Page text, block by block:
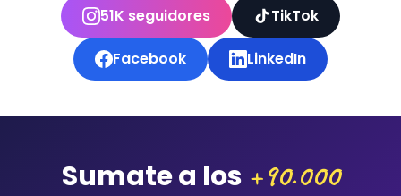
51K seguidores TikTok
Facebook LinkedIn
Sumate a los +90.000